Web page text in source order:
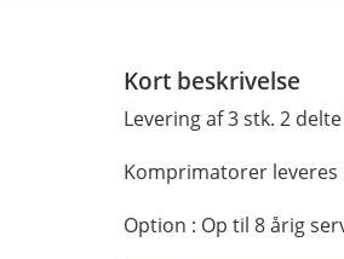
Kort beskrivelse
Levering af 3 stk. 2
Komprimatorer
Option : Op til 8 årig